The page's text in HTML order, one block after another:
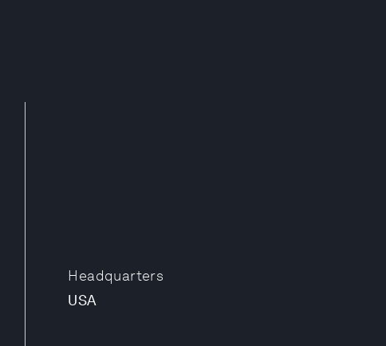
Headquarters
USA